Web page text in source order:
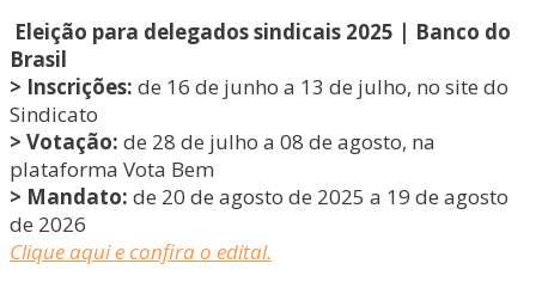
Eleição para delegados sindicais 2025 | Banco do
Brasil
> Inscrições: de 16 de junho a 13 de julho, no site do
Sindicato
> Votação: de 28 de julho a 08 de agosto, na
plataforma Vota Bem
> Mandato: de 20 de agosto de 2025 a 19 de agosto
de 2026
Clique aqui e confira o edital.